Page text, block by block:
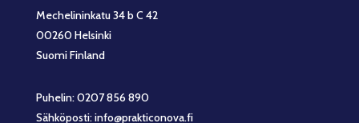
Mechelininkatu 34 b C 42
00260 Helsinki
Suomi Finland
Puhelin: 0207 856 890
Sähköposti: info@prakticonova.fi